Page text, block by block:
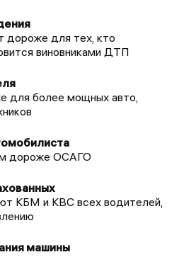
для тех, кто
виновниками ДТП
для более мощных авто,
дороже ОСАГО
КБМ и КВС всех водителей,